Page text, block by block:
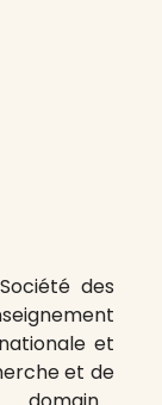
des
et
et de